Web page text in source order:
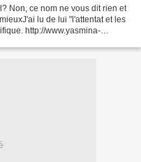
Non, ce nom ne vous dit rien et
lu de lui "l'attentat et les
http://www.yasmina-